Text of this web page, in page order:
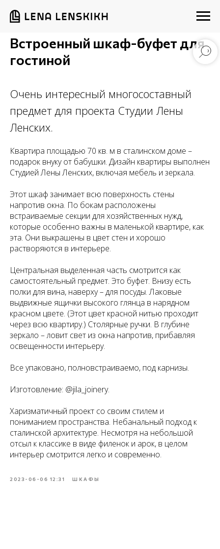
Встроенный шкаф-буфет для
гостиной
Очень интересный многосоставный
предмет для проекта Студии Лены
Ленских.
Квартира площадью 70 кв. м в сталинском доме –
подарок внуку от бабушки. Дизайн квартиры выполнен
Студией Лены Ленских, включая мебель и зеркала.
Этот шкаф занимает всю поверхность стены
напротив окна. По бокам расположены
встраиваемые секции для хозяйственных нужд,
которые особенно важны в маленькой квартире, как
эта. Они выкрашены в цвет стен и хорошо
растворяются в интерьере.
Центральная выделенная часть смотрится как
самостоятельный предмет. Это буфет. Внизу есть
полки для вина, наверху – для посуды. Лаковые
выдвижные ящички высокого глянца в нарядном
красном цвете. (Этот цвет красной нитью проходит
через всю квартиру.) Столярные ручки. В глубине
зеркало – ловит свет из окна напротив, прибавляя
освещенности интерьеру.
Все упаковано, полновстраиваемо, под карнизы.
Изготовление: @jila_joinery.
Харизматичный проект со своим стилем и
пониманием пространства. Небанальный подход к
сталинской архитектуре. Несмотря на небольшой
отсыл к классике в виде филенок и арок, в целом
интерьер смотрится легко и современно.
2023-06-06 12:31 ШКАФЫ